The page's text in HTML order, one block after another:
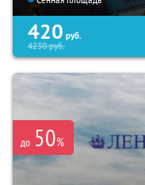
420 руб.
4230руб.
до 50%